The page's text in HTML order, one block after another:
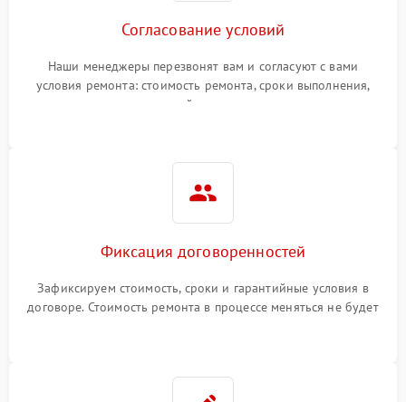
Согласование условий
Наши менеджеры перезвонят вам и согласуют с вами
условия ремонта: стоимость ремонта, сроки выполнения,
гарантийные условия
Фиксация договоренностей
Зафиксируем стоимость, сроки и гарантийные условия в
договоре. Стоимость ремонта в процессе меняться не будет